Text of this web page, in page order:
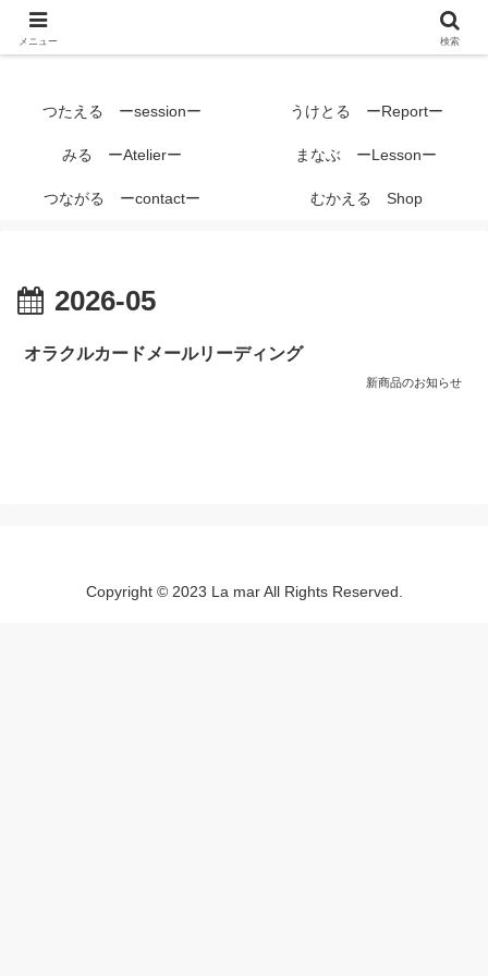
つたえる ーsessionー うけとる ーReportー
みる ーAtelierー まなぶ ーLessonー
つながる ーcontactー むかえる Shop
2026-05
オラクルカードメールリーディング
新商品のお知らせ
Copyright © 2023 La mar All Rights Reserved.
メニュー 検索